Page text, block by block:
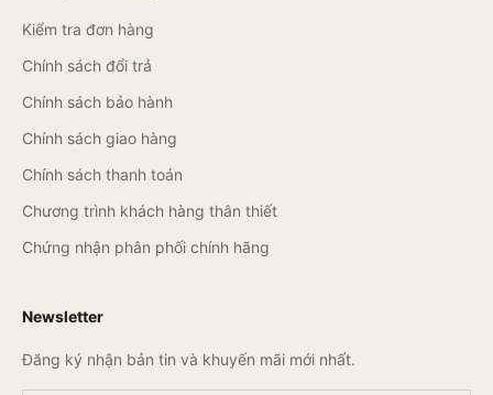
Kiểm tra đơn hàng
Chính sách đổi trả
Chính sách bảo hành
Chính sách giao hàng
Chính sách thanh toán
Chương trình khách hàng thân thiết
Chứng nhận phân phối chính hãng
Newsletter
Đăng ký nhận bản tin và khuyến mãi mới nhất.